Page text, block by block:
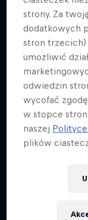
strony. Za
dodatkowych
stron trzecich)
umożliwić
odwiedzin
wycofać
w stopce
naszej
plików